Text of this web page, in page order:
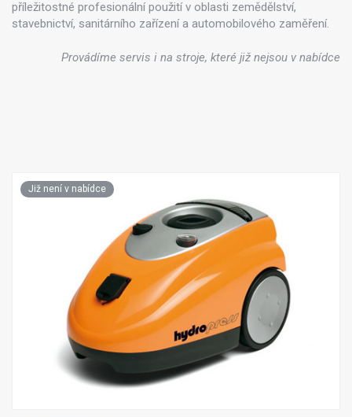
příležitostné profesionální použití v oblasti zemědělství,
stavebnictví, sanitárního zařízení a automobilového zaměření.
Provádíme servis i na stroje, které již nejsou v nabídce
Již není v nabídce